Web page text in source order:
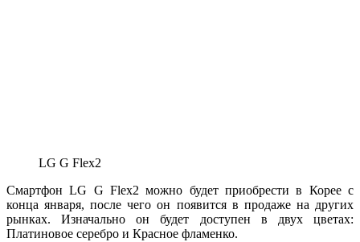
LG G Flex2
Смартфон LG G Flex2 можно будет приобрести в Корее с
конца января, после чего он появится в продаже на других
рынках. Изначально он будет доступен в двух цветах:
Платиновое серебро и Красное фламенко.